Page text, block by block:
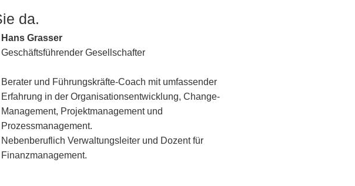
da.
Hans Grasser
Geschäftsführender Gesellschafter
Berater und Führungskräfte-Coach mit umfassender
Erfahrung in der Organisationsentwicklung, Change-
Management, Projektmanagement und
Prozessmanagement.
Nebenberuflich Verwaltungsleiter und Dozent für
Finanzmanagement.